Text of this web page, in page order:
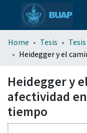
Home Tesis
Heidegger y
afectividad
tiempo